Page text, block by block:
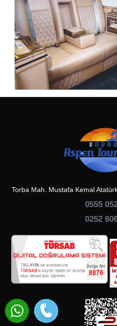
Torba Mah. Mustafa Kemal
0555
0252